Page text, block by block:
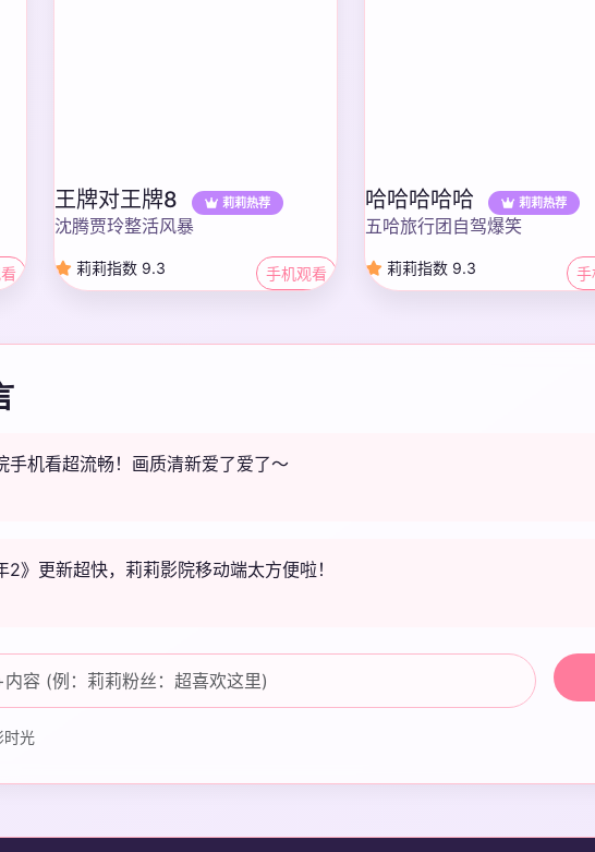
王牌对王牌8 莉莉热荐
沈腾贾玲整活风暴
莉莉指数 9.3 手机观看
哈哈哈哈哈 莉莉热荐
五哈旅行团自驾爆笑
莉莉指数 9.3 手
手机看超流畅！画质清新爱了爱了～
2》更新超快，莉莉影院移动端太方便啦！
时光